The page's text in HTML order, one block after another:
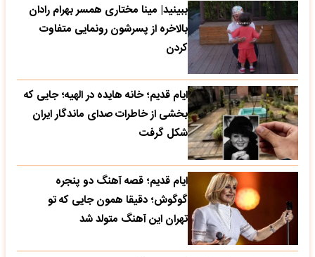
ببینید| مینا مختاری همسر بهرام رادان
بالاخره از پسرشون رونمایی متفاوت
کردن
ایام قدیم؛ خانه هایده در الهیه؛ جایی که
بخشی از خاطرات صدای ماندگار ایران
شکل گرفت
ایام قدیم؛ قصه آهنگ دو پنجره
گوگوش؛ دقیقا همون جایی که تو
تهران این آهنگ متولد شد